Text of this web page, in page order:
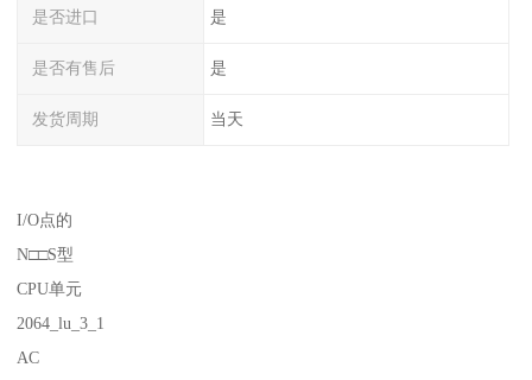
是否进口 是
是否有售后 是
发货周期 当天
I/O点的
N□□S型
CPU单元
2064_lu_3_1
AC